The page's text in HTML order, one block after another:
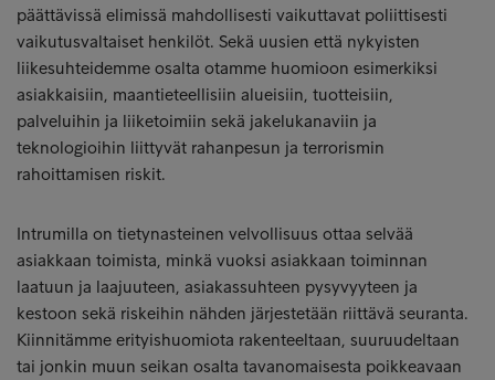
päättävissä elimissä mahdollisesti vaikuttavat poliittisesti
vaikutusvaltaiset henkilöt. Sekä uusien että nykyisten
liikesuhteidemme osalta otamme huomioon esimerkiksi
asiakkaisiin, maantieteellisiin alueisiin, tuotteisiin,
palveluihin ja liiketoimiin sekä jakelukanaviin ja
teknologioihin liittyvät rahanpesun ja terrorismin
rahoittamisen riskit.
Intrumilla on tietynasteinen velvollisuus ottaa selvää
asiakkaan toimista, minkä vuoksi asiakkaan toiminnan
laatuun ja laajuuteen, asiakassuhteen pysyvyyteen ja
kestoon sekä riskeihin nähden järjestetään riittävä seuranta.
Kiinnitämme erityishuomiota rakenteeltaan, suuruudeltaan
tai jonkin muun seikan osalta tavanomaisesta poikkeavaan